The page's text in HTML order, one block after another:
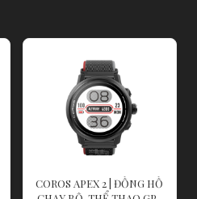
COROS APEX 2 | ĐỒNG HỒ